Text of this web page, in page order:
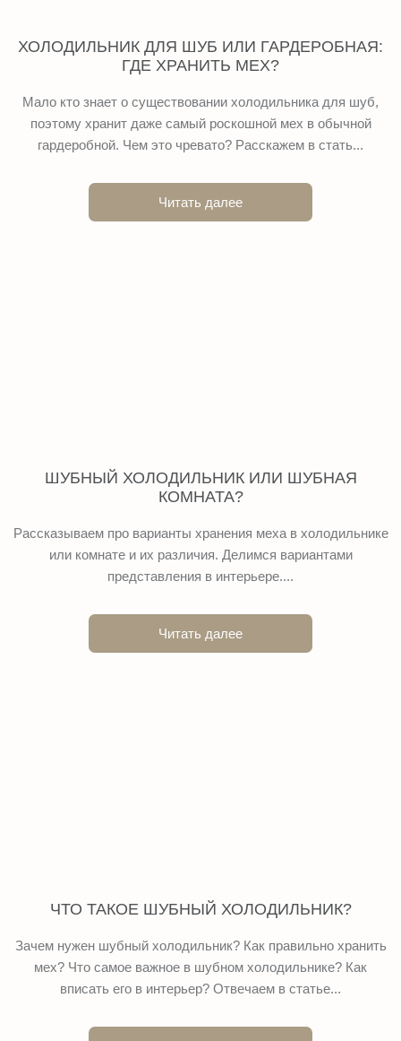
ХОЛОДИЛЬНИК ДЛЯ ШУБ ИЛИ ГАРДЕРОБНАЯ:
ГДЕ ХРАНИТЬ МЕХ?
Мало кто знает о существовании холодильника для шуб,
поэтому хранит даже самый роскошной мех в обычной
гардеробной. Чем это чревато? Расскажем в стать...
Читать далее
ШУБНЫЙ ХОЛОДИЛЬНИК ИЛИ ШУБНАЯ
КОМНАТА?
Рассказываем про варианты хранения меха в холодильнике
или комнате и их различия. Делимся вариантами
представления в интерьере....
Читать далее
ЧТО ТАКОЕ ШУБНЫЙ ХОЛОДИЛЬНИК?
Зачем нужен шубный холодильник? Как правильно хранить
мех? Что самое важное в шубном холодильнике? Как
вписать его в интерьер? Отвечаем в статье...